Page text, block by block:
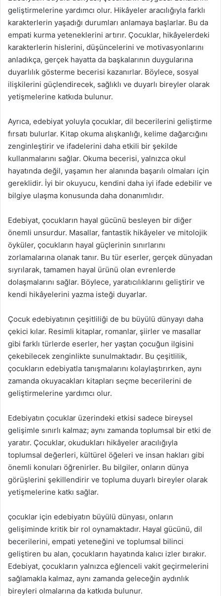
geliştirmelerine yardımcı olur. Hikâyeler aracılığıyla farklı
karakterlerin yaşadığı durumları anlamaya başlarlar. Bu da
empati kurma yeteneklerini artırır. Çocuklar, hikâyelerdeki
karakterlerin hislerini, düşüncelerini ve motivasyonlarını
anladıkça, gerçek hayatta da başkalarının duygularına
duyarlılık gösterme becerisi kazanırlar. Böylece, sosyal
ilişkilerini güçlendirecek, sağlıklı ve duyarlı bireyler olarak
yetişmelerine katkıda bulunur.
Ayrıca, edebiyat yoluyla çocuklar, dil becerilerini geliştirme
fırsatı bulurlar. Kitap okuma alışkanlığı, kelime dağarcığını
zenginleştirir ve ifadelerini daha etkili bir şekilde
kullanmalarını sağlar. Okuma becerisi, yalnızca okul
hayatında değil, yaşamın her alanında başarılı olmaları için
gereklidir. İyi bir okuyucu, kendini daha iyi ifade edebilir ve
bilgiye ulaşma konusunda daha donanımlıdır.
Edebiyat, çocukların hayal gücünü besleyen bir diğer
önemli unsurdur. Masallar, fantastik hikâyeler ve mitolojik
öyküler, çocukların hayal güçlerinin sınırlarını
zorlamalarına olanak tanır. Bu tür eserler, gerçek dünyadan
sıyrılarak, tamamen hayal ürünü olan evrenlerde
dolaşmalarını sağlar. Böylece, yaratıcılıklarını geliştirir ve
kendi hikâyelerini yazma isteği duyarlar.
Çocuk edebiyatının çeşitliliği de bu büyülü dünyayı daha
çekici kılar. Resimli kitaplar, romanlar, şiirler ve masallar
gibi farklı türlerde eserler, her yaştan çocuğun ilgisini
çekebilecek zenginlikte sunulmaktadır. Bu çeşitlilik,
çocukların edebiyatla tanışmalarını kolaylaştırırken, aynı
zamanda okuyacakları kitapları seçme becerilerini de
geliştirmelerine yardımcı olur.
Edebiyatın çocuklar üzerindeki etkisi sadece bireysel
gelişimle sınırlı kalmaz; aynı zamanda toplumsal bir etki de
yaratır. Çocuklar, okudukları hikâyeler aracılığıyla
toplumsal değerleri, kültürel öğeleri ve insan hakları gibi
önemli konuları öğrenirler. Bu bilgiler, onların dünya
görüşlerini şekillendirir ve topluma duyarlı bireyler olarak
yetişmelerine katkı sağlar.
çocuklar için edebiyatın büyülü dünyası, onların
gelişiminde kritik bir rol oynamaktadır. Hayal gücünü, dil
becerilerini, empati yeteneğini ve toplumsal bilinci
geliştiren bu alan, çocukların hayatında kalıcı izler bırakır.
Edebiyat, çocukların yalnızca eğlenceli vakit geçirmelerini
sağlamakla kalmaz, aynı zamanda geleceğin aydınlık
bireyleri olmalarına da katkıda bulunur.